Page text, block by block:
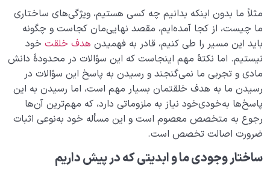
تعریف دین و کارکرد دین در زندگی امروزه ما چیست؟
آیا قرآن منشور خلقت است؟ رابطۀ میان قرآن و سایر
مخلوقات چیست؟
رابطه قرآن با نفس ما چیست؟ آیا به‌تنهایی می‌توانیم قرآن را
بفهمیم؟
نقش پیامبران در حرکت انسانی ما چیست؟ ضرورت این
نقش از کجا مشخص می‌شود؟
چه می‌شود؟
مثلاً ما بدون اینکه بدانیم چه کسی هستیم، ویژگی‌های ساختاری
ما چیست، از کجا آمده‌ایم، مقصد نهایی‌مان کجاست و چگونه
باید این مسیر را طی کنیم، قادر به فهمیدن هدف خلقت خود
نیستیم. اما نکتۀ مهم اینجاست که این سؤالات در محدودۀ دانش
مادی و تجربی ما نمی‌گنجند و رسیدن به پاسخ این سؤالات در
رسیدن ما به هدف خلقتمان بسیار مهم است، اما رسیدن به این
پاسخ‌ها به‌خودی‌خود نیاز به ملزوماتی دارد، که مهم‌ترین آن‌ها
رجوع به متخصص معصوم است و این مسأله خود به‌نوعی اثبات
ضرورت اصالت تخصص است.
ساختار وجودی ما و ابدیتی که در پیش داریم